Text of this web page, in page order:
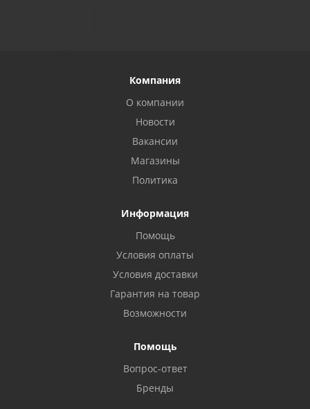
Компания
О компании
Новости
Вакансии
Магазины
Политика
Информация
Помощь
Условия оплаты
Условия доставки
Гарантия на товар
Возможности
Помощь
Вопрос-ответ
Бренды